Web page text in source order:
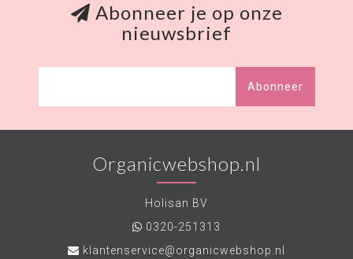
Abonneer je op onze
nieuwsbrief
Abonneer
Organicwebshop.nl
Holisan BV
0320-251313
klantenservice@organicwebshop.nl